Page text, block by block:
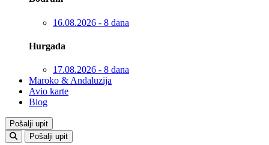
16.08.2026 - 8 dana
Hurgada
17.08.2026 - 8 dana
Maroko & Andaluzija
Avio karte
Blog
Pošalji upit
Pošalji upit